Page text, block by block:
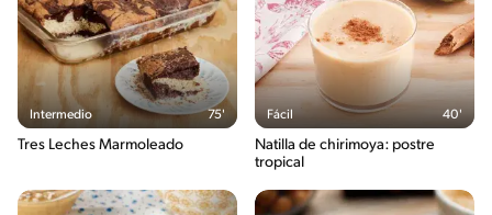
Intermedio 75'
Tres Leches Marmoleado
Fácil 40'
Natilla de chirimoya: postre
tropical